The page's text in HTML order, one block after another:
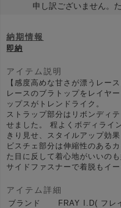
申し訳ございません。
納期情報
即納
アイテム説明
【感度高めな甘さが漂うレー
レースのブラトップをレイヤ
ップスがトレンドライク。
ストラップ部分はリボンディ
せました。 程よくボディライ
きり見せ、スタイルアップ効果
ビスチェ部分は伸縮性のある
た目に反して着心地がいいの
サイドファスナーで着脱もイー
アイテム詳細
ブランド
FRAY I.D( フレ